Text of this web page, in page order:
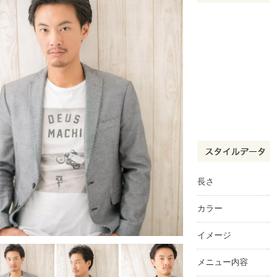
長さ
カラー
イメージ
メニュー内容